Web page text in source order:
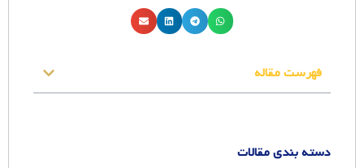
فهرست مقاله
دسته بندی مقالات